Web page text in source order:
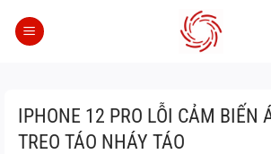
qua
IPHONE 12 PRO LỖI CẢM BIẾN
TREO TÁO NHÁY TÁO